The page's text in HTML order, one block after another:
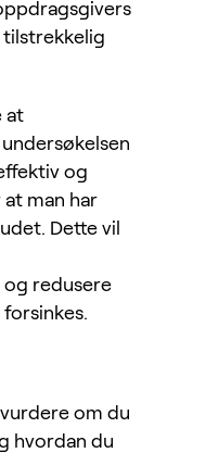
at
og
man har
Dette vil
redusere
om du
hvordan du